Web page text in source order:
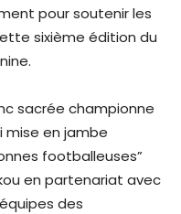
pour soutenir les
sixième édition du
sacrée championne
mise en jambe
footballeuses”
en partenariat avec
des